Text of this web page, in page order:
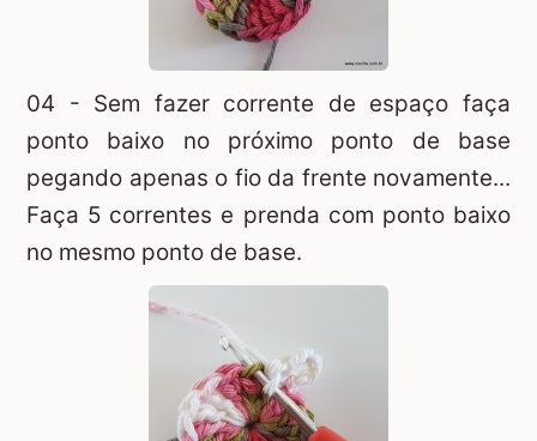
04 - Sem fazer corrente de espaço faça
ponto baixo no próximo ponto de base
pegando apenas o fio da frente novamente...
Faça 5 correntes e prenda com ponto baixo
no mesmo ponto de base.